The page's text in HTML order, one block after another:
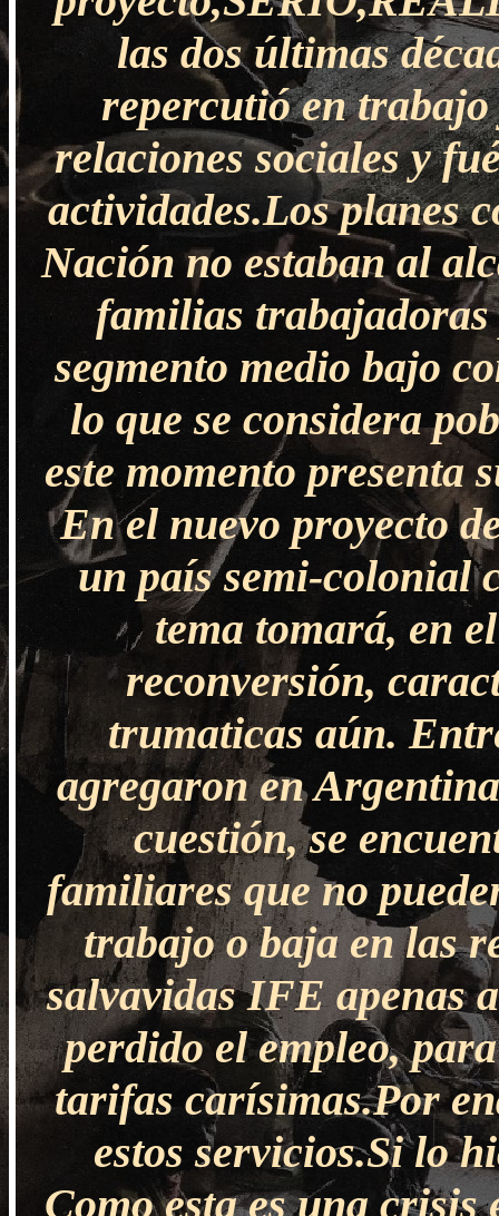
las dos últimas
repercutió en
relaciones sociales y
actividades.Los planes
Nación no estaban al
familias
segmento medio bajo
lo que se considera
este momento presenta
En el nuevo proyecto
un país semi-colonial
tema tomará, en
reconversión,
trumaticas aún.
agregaron en
cuestión, se
familiares que no
trabajo o baja en las
salvavidas IFE apenas
perdido el empleo,
tarifas carísimas.Por
estos servicios.Si lo
Como esta es una